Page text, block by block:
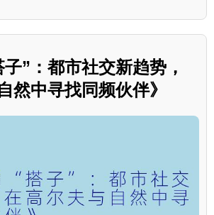
子”：都市社交新趋势，
然中寻找同频伙伴》